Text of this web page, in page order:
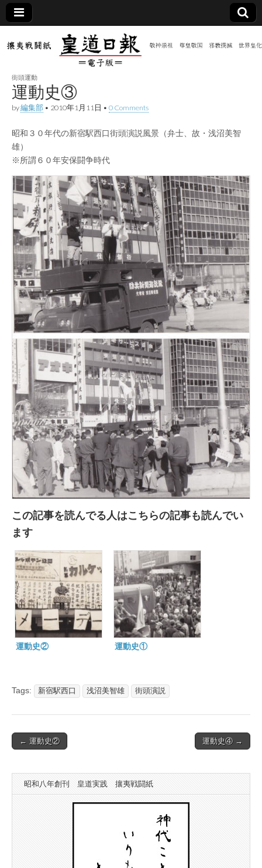
皇道
日報
（防
共新
聞）
電子
版
敬神
尊皇
｜昭
和八
年創
刊
実
践
攘夷
戦闘
街頭運動
運動史③
by編集部 • 2010年1月11日 • 0 Comments
昭和３０年代の新宿駅西口街頭演説風景（弁士、故・浅沼美智
雄）
※所謂６０年安保闘争時代
この記事を読んでる人はこちらの記事も読んでい
ます
運動史② 運動史①
Tags: 新宿駅西口 浅沼美智雄 街頭演説
Post
← 運動史② 運動史④ →
昭和八年創刊 皇道実践 攘夷戦闘紙